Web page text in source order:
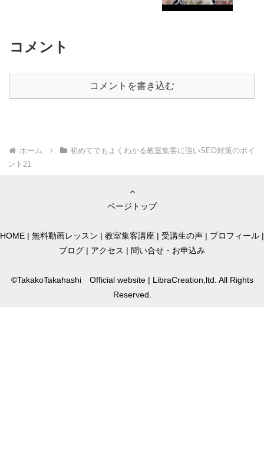
コメント
コメントを書き込む
ホーム
初めてでもよくわかる教室集客に強いSEO対策のポイ
ント21
ページトップ
HOME | 無料動画レッスン | 教室集客講座 | 受講生の声 | プロフィール |
ブログ | アクセス | 問い合せ・お申込み
©TakakoTakahashi Official website | LibraCreation,ltd. All Rights
Reserved.